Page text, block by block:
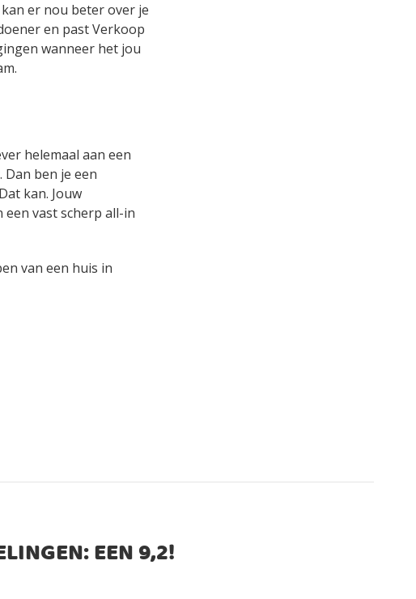
er nou beter over je
en past Verkoop
wanneer het jou
helemaal aan een
ben je een
kan. Jouw
vast scherp all-in
van een huis in
EEN9,2!